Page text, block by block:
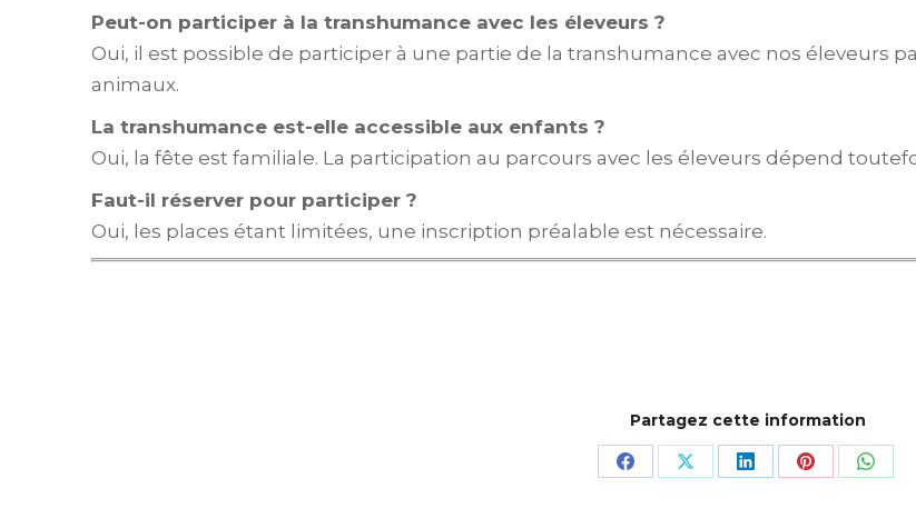
Peut-on participer à la transhumance avec les éleveurs ?
Oui, il est possible de participer à une partie de la transhumance avec nos éleveurs
animaux.
La transhumance est-elle accessible aux enfants ?
Oui, la fête est familiale. La participation au parcours avec les éleveurs dépend
Faut-il réserver pour participer ?
Oui, les places étant limitées, une inscription préalable est nécessaire.
Partagez cette information
PartagerPartagerPartagerPartager